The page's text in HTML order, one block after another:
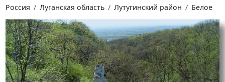
Россия Луганская область Лутугинский район Белое